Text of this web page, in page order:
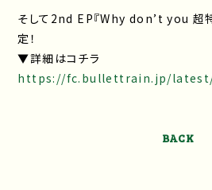
そして2nd EP『Why don’t you 超
定！
▼詳細はコチラ
https://fc.bullettrain.jp/latest/
BACK